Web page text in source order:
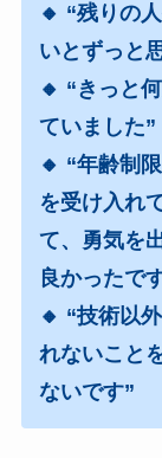
🔸 “残りの
いとずっと
🔸 “きっと
ていました”
🔸 “年齢制
を受け入れ
て、勇気を
良かったで
🔸 “技術以
れないこと
ないです”